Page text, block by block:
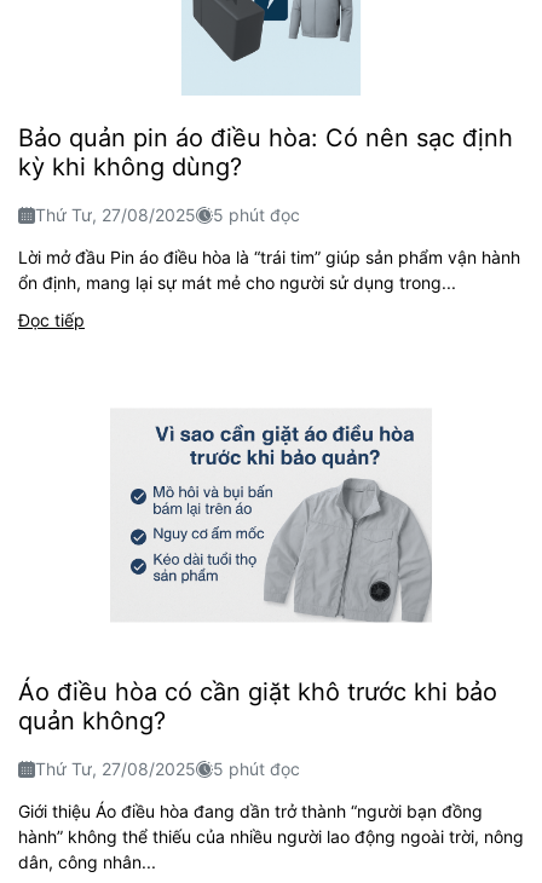
Bảo quản pin áo điều hòa: Có nên sạc định
kỳ khi không dùng?
Thứ Tư, 27/08/2025 5 phút đọc
Lời mở đầu Pin áo điều hòa là “trái tim” giúp sản phẩm vận hành
ổn định, mang lại sự mát mẻ cho người sử dụng trong...
Đọc tiếp
Áo điều hòa có cần giặt khô trước khi bảo
quản không?
Thứ Tư, 27/08/2025 5 phút đọc
Giới thiệu Áo điều hòa đang dần trở thành “người bạn đồng
hành” không thể thiếu của nhiều người lao động ngoài trời, nông
dân, công nhân...